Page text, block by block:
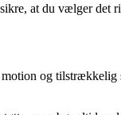
at du vælger det
og